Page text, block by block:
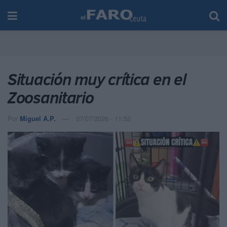
Situación muy crítica en el
Zoosanitario
Por Miguel A.P. 07/07/2026 - 11:52